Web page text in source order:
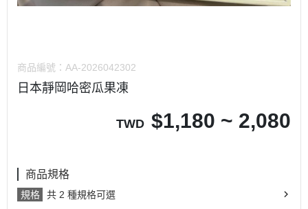
商品編號： AA-2026042302
日本靜岡哈密瓜果凍
TWD $1,180 ~ 2,080
商品規格
規格 共 2 種規格可選